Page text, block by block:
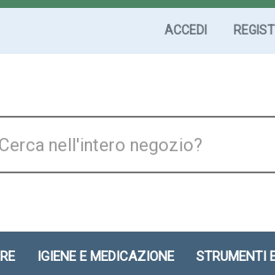
ACCEDI
IGIENE E MEDICAZIONE STRUMENTI